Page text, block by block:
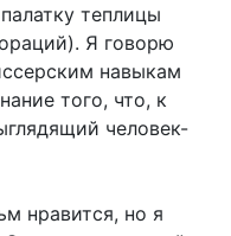
теплицы
Я говорю
навыкам
того, что, к
человек-
нравится, но я